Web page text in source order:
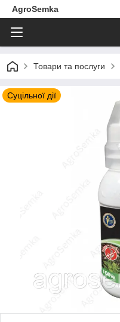
AgroSemka
Товари та послуги
Суцільної дії